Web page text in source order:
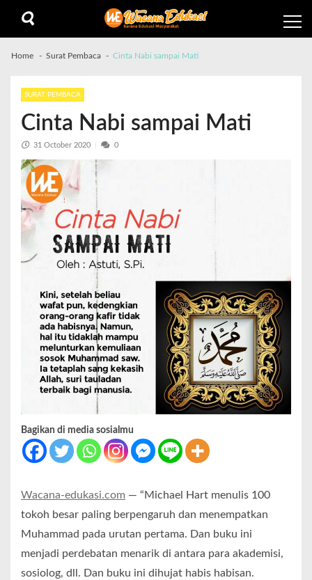
Home Surat Pembaca Cinta Nabi sampai Mati
SURAT PEMBACA
Cinta Nabi sampai Mati
31 October 2020 0
Bagikan di media sosialmu
Wacana-edukasi.com — “Michael Hart menulis 100
tokoh besar paling berpengaruh dan menempatkan
Muhammad pada urutan pertama. Dan buku ini
menjadi perdebatan menarik di antara para akademisi,
sosiolog, dll. Dan buku ini dihujat habis habisan.